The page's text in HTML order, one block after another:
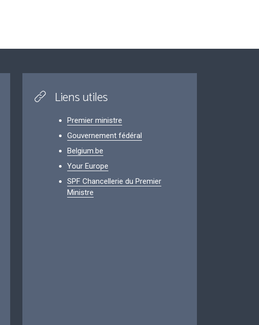
Liens utiles
Premier ministre
Gouvernement fédéral
Belgium.be
Your Europe
SPF Chancellerie du Premier
Ministre